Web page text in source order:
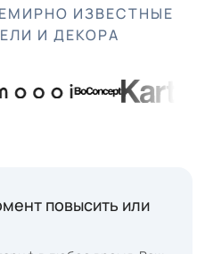
ИЗВЕСТНЫЕ
И ДЕКОРА
повысить или